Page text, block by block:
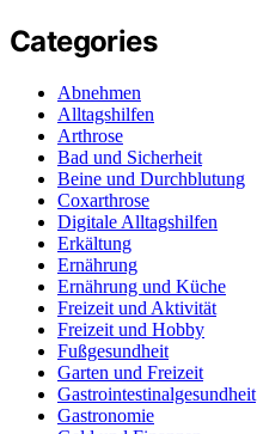
Categories
Abnehmen
Alltagshilfen
Arthrose
Bad und Sicherheit
Beine und Durchblutung
Coxarthrose
Digitale Alltagshilfen
Erkältung
Ernährung
Ernährung und Küche
Freizeit und Aktivität
Freizeit und Hobby
Fußgesundheit
Garten und Freizeit
Gastrointestinalgesundheit
Gastronomie